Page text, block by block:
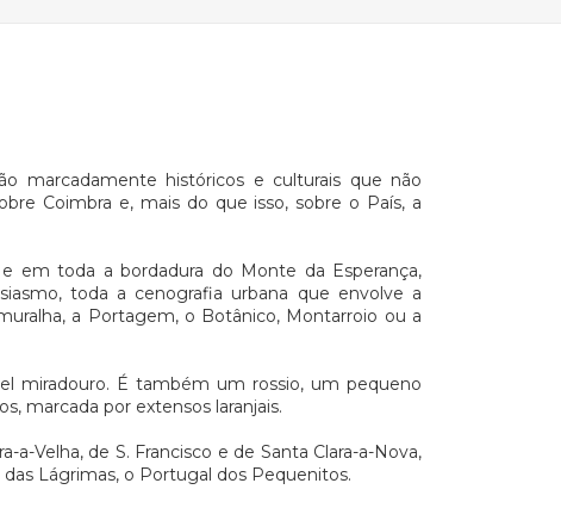
marcadamente históricos e culturais que não
Coimbra e, mais do que isso, sobre o País, a
em toda a bordadura do Monte da Esperança,
toda a cenografia urbana que envolve a
a Portagem, o Botânico, Montarroio ou a
miradouro. É também um rossio, um pequeno
marcada por extensos laranjais.
Velha, de S. Francisco e de Santa Clara-a-Nova,
Lágrimas, o Portugal dos Pequenitos.